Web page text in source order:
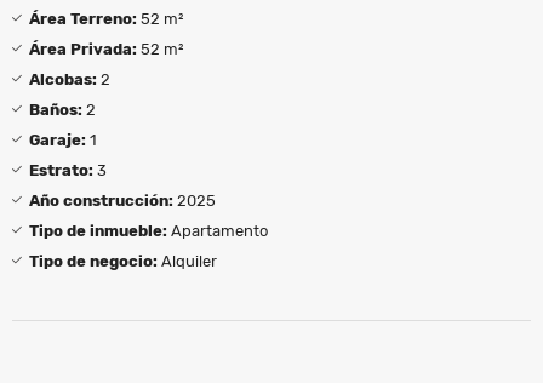
Área Terreno: 52 m²
Área Privada: 52 m²
Alcobas: 2
Baños: 2
Garaje: 1
Estrato: 3
Año construcción: 2025
Tipo de inmueble: Apartamento
Tipo de negocio: Alquiler